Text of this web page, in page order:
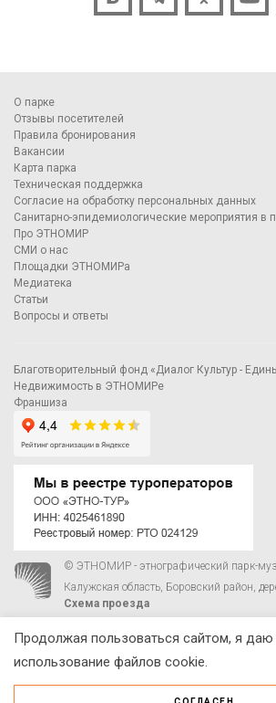
О парке
Отзывы посетителей
Правила бронирования
Вакансии
Карта парка
Техническая поддержка
Согласие на обработку персональных данных
Санитарно-эпидемиологические мероприятия в
Про ЭТНОМИР
СМИ о нас
Площадки ЭТНОМИРа
Медиатека
Статьи
Вопросы и ответы
Благотворительный фонд «Диалог Культур -
Недвижимость в ЭТНОМИРе
Франшиза
© ЭТНОМИР - этнографический парк-
Калужская область, Боровский район,
Схема проезда
Продолжая пользоваться сайтом, я даю
использование файлов cookie.